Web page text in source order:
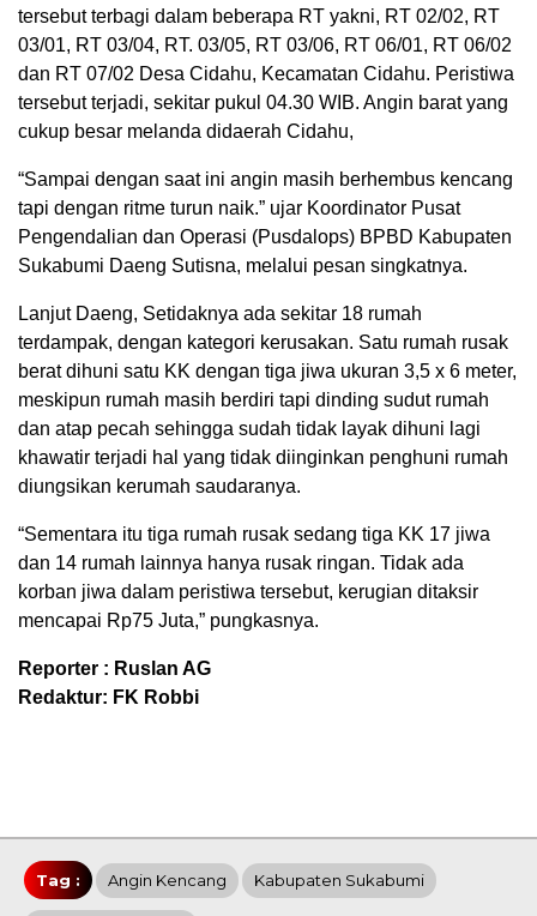
tersebut terbagi dalam beberapa RT yakni, RT 02/02, RT
03/01, RT 03/04, RT. 03/05, RT 03/06, RT 06/01, RT 06/02
dan RT 07/02 Desa Cidahu, Kecamatan Cidahu. Peristiwa
tersebut terjadi, sekitar pukul 04.30 WIB. Angin barat yang
cukup besar melanda didaerah Cidahu,
“Sampai dengan saat ini angin masih berhembus kencang
tapi dengan ritme turun naik.” ujar Koordinator Pusat
Pengendalian dan Operasi (Pusdalops) BPBD Kabupaten
Sukabumi Daeng Sutisna, melalui pesan singkatnya.
Lanjut Daeng, Setidaknya ada sekitar 18 rumah
terdampak, dengan kategori kerusakan. Satu rumah rusak
berat dihuni satu KK dengan tiga jiwa ukuran 3,5 x 6 meter,
meskipun rumah masih berdiri tapi dinding sudut rumah
dan atap pecah sehingga sudah tidak layak dihuni lagi
khawatir terjadi hal yang tidak diinginkan penghuni rumah
diungsikan kerumah saudaranya.
“Sementara itu tiga rumah rusak sedang tiga KK 17 jiwa
dan 14 rumah lainnya hanya rusak ringan. Tidak ada
korban jiwa dalam peristiwa tersebut, kerugian ditaksir
mencapai Rp75 Juta,” pungkasnya.
Reporter : Ruslan AG
Redaktur: FK Robbi
Tag : Angin Kencang Kabupaten Sukabumi